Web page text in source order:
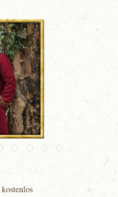
kostenlos